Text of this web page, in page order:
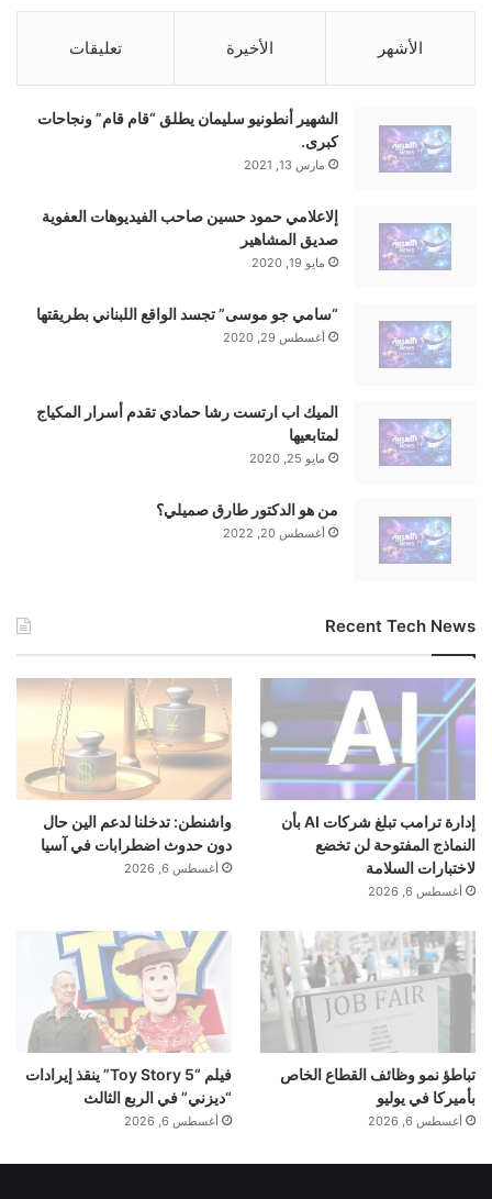
الأشهر الأخيرة تعليقات
الشهير أنطونيو سليمان يطلق “قام قام” ونجاحات
كبرى.
مارس 13, 2021
إلاعلامي حمود حسين صاحب الفيديوهات العفوية
صديق المشاهير
مايو 19, 2020
“سامي جو موسى” تجسد الواقع اللبناني بطريقتها
أغسطس 29, 2020
الميك اب ارتست رشا حمادي تقدم أسرار المكياج
لمتابعيها
مايو 25, 2020
من هو الدكتور طارق صميلي؟
أغسطس 20, 2022
Recent Tech News
إدارة ترامب تبلغ شركات AI بأن
النماذج المفتوحة لن تخضع
لاختبارات السلامة
أغسطس 6, 2026
واشنطن: تدخلنا لدعم الين حال
دون حدوث اضطرابات في آسيا
أغسطس 6, 2026
تباطؤ نمو وظائف القطاع الخاص
بأميركا في يوليو
أغسطس 6, 2026
فيلم “Toy Story 5” ينقذ إيرادات
“ديزني” في الربع الثالث
أغسطس 6, 2026